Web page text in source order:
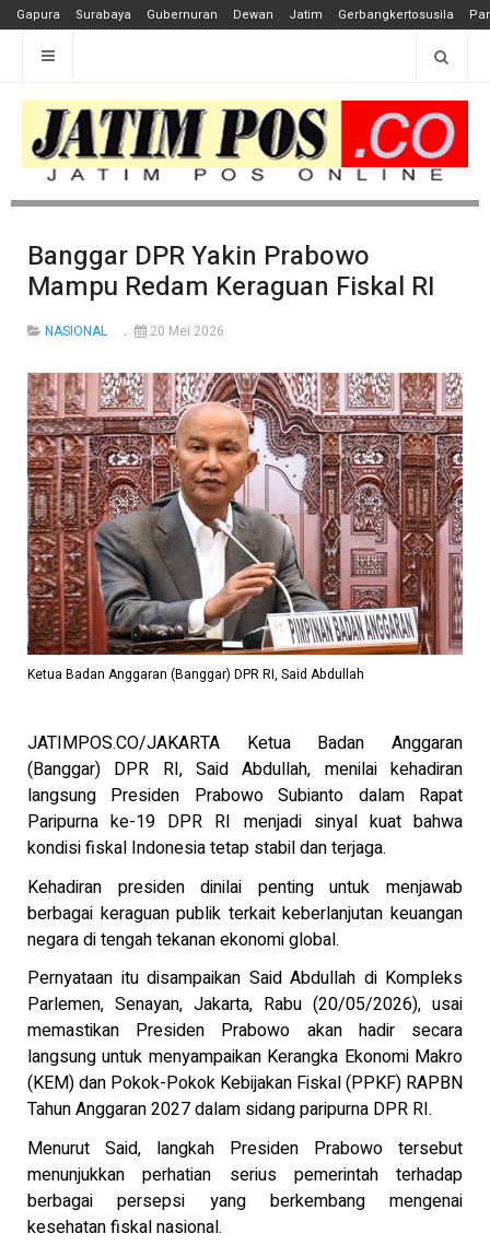
Gapura Surabaya Gubernuran Dewan Jatim Gerbangkertosusila
Banggar DPR Yakin Prabowo
Mampu Redam Keraguan Fiskal RI
NASIONAL 20 Mei 2026
Ketua Badan Anggaran (Banggar) DPR RI, Said Abdullah
JATIMPOS.CO/JAKARTA Ketua Badan Anggaran
(Banggar) DPR RI, Said Abdullah, menilai kehadiran
langsung Presiden Prabowo Subianto dalam Rapat
Paripurna ke-19 DPR RI menjadi sinyal kuat bahwa
kondisi fiskal Indonesia tetap stabil dan terjaga.
Kehadiran presiden dinilai penting untuk menjawab
berbagai keraguan publik terkait keberlanjutan keuangan
negara di tengah tekanan ekonomi global.
Pernyataan itu disampaikan Said Abdullah di Kompleks
Parlemen, Senayan, Jakarta, Rabu (20/05/2026), usai
memastikan Presiden Prabowo akan hadir secara
langsung untuk menyampaikan Kerangka Ekonomi Makro
(KEM) dan Pokok-Pokok Kebijakan Fiskal (PPKF) RAPBN
Tahun Anggaran 2027 dalam sidang paripurna DPR RI.
Menurut Said, langkah Presiden Prabowo tersebut
menunjukkan perhatian serius pemerintah terhadap
berbagai persepsi yang berkembang mengenai
kesehatan fiskal nasional.